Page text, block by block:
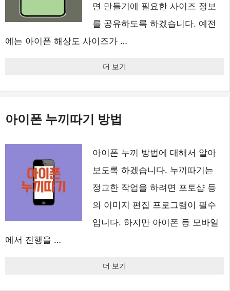
면 만들기에 필요한 사이즈 정보
를 공유하도록 하겠습니다. 예전
에는 아이폰 해상도 사이즈가 …
더 보기
아이폰 누끼따기 방법
아이폰 누끼 방법에 대해서 알아
보도록 하겠습니다. 누끼따기는
정교한 작업을 하려면 포토샵 등
의 이미지 편집 프로그램이 필수
입니다. 하지만 아이폰 등 모바일
에서 진행을 …
더 보기